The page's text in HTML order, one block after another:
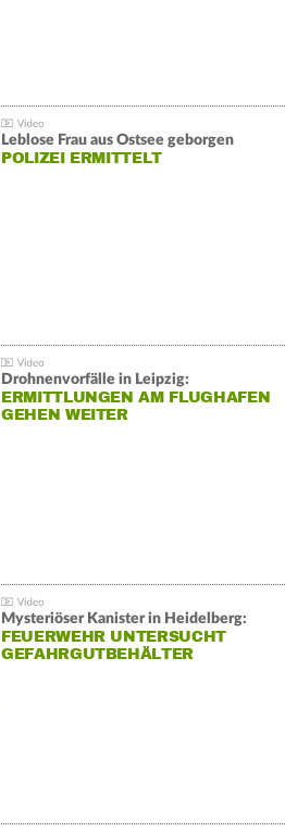
Leblose Frau aus Ostsee geborgen
POLIZEI ERMITTELT
Drohnenvorfälle in Leipzig:
ERMITTLUNGEN AM FLUGHAFEN
GEHEN WEITER
Mysteriöser Kanister in Heidelberg:
FEUERWEHR UNTERSUCHT
GEFAHRGUTBEHÄLTER